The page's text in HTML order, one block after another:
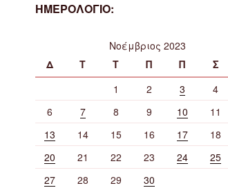
ΗΜΕΡΟΛΟΓΙΟ:
Νοέμβριος 2023
Δ
Τ Τ Π Π Σ
1
2 3 4
6
7 8 9 10 11
13
14 15 16 17 18
20
21 22 23 24 25
27
28 29
30